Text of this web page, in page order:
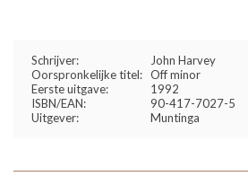
Schrijver:
John Harvey
Oorspronkelijke titel: Off minor
Eerste uitgave:
1992
ISBN/EAN:
90-417-7027-5
Uitgever:
Muntinga